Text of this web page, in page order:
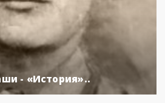
- «История»..